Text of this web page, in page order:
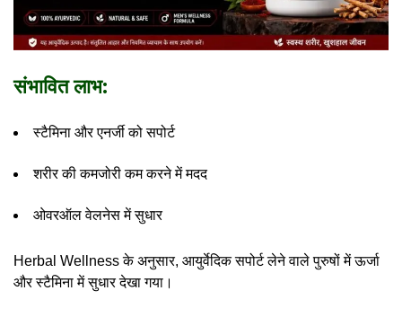
संभावित लाभ:
स्टैमिना और एनर्जी को सपोर्ट
शरीर की कमजोरी कम करने में मदद
ओवरऑल वेलनेस में सुधार
Herbal Wellness के अनुसार, आयुर्वेदिक सपोर्ट लेने वाले पुरुषों में ऊर्जा
और स्टैमिना में सुधार देखा गया।